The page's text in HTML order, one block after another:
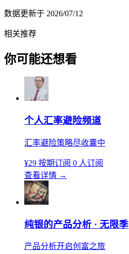
数据更新于 2026/07/12
相关推荐
你可能还想看
个人汇率避险频道
汇率避险策略尽收囊中
¥29 按期订阅 0 人订阅
查看详情 →
纯银的产品分析 · 无限季
产品分析开启创富之旅